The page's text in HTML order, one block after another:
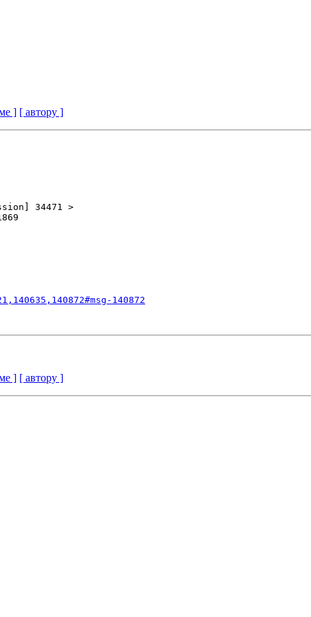
] [ автору ]
34471 >
140872
] [ автору ]